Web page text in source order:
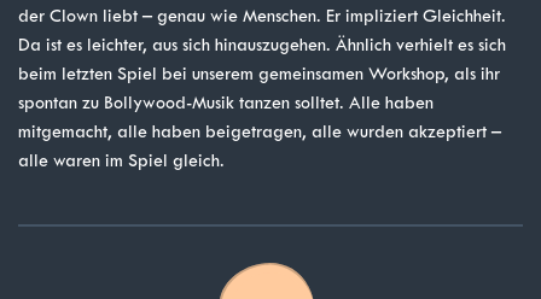
der Clown liebt – genau wie Menschen. Er impliziert Gleichheit.
Da ist es leichter, aus sich hinauszugehen. Ähnlich verhielt es sich
beim letzten Spiel bei unserem gemeinsamen Workshop, als ihr
spontan zu Bollywood-Musik tanzen solltet. Alle haben
mitgemacht, alle haben beigetragen, alle wurden akzeptiert –
alle waren im Spiel gleich.